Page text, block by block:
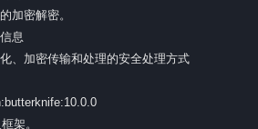
加密解密。
息
、加密传输和处理的安全处理方式
架。